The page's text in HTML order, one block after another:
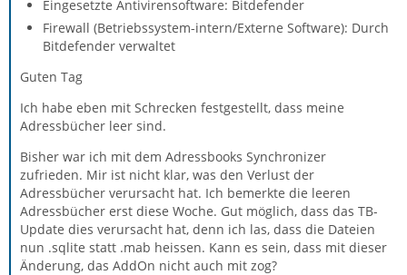
Eingesetzte Antivirensoftware: Bitdefender
Firewall (Betriebssystem-intern/Externe Software): Durch
Bitdefender verwaltet
Guten Tag
Ich habe eben mit Schrecken festgestellt, dass meine
Adressbücher leer sind.
Bisher war ich mit dem Adressbooks Synchronizer
zufrieden. Mir ist nicht klar, was den Verlust der
Adressbücher verursacht hat. Ich bemerkte die leeren
Adressbücher erst diese Woche. Gut möglich, dass das TB-
Update dies verursacht hat, denn ich las, dass die Dateien
nun .sqlite statt .mab heissen. Kann es sein, dass mit dieser
Änderung, das AddOn nicht auch mit zog?